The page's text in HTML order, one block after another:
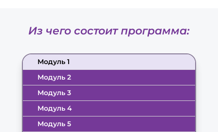
Из чего состоит программа:
Модуль 1
Модуль 2
Модуль 3
Модуль 4
Модуль 5